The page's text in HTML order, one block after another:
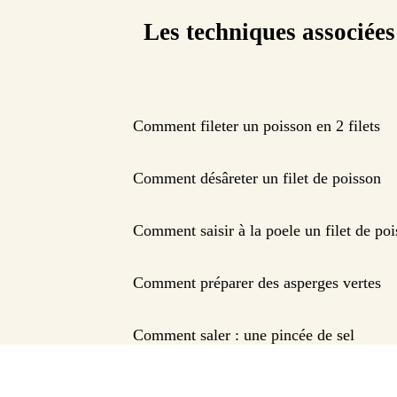
Les techniques associées
Comment fileter un poisson en 2 filets
Comment désâreter un filet de poisson
Comment saisir à la poele un filet de
Comment préparer des asperges vertes
Comment saler : une pincée de sel